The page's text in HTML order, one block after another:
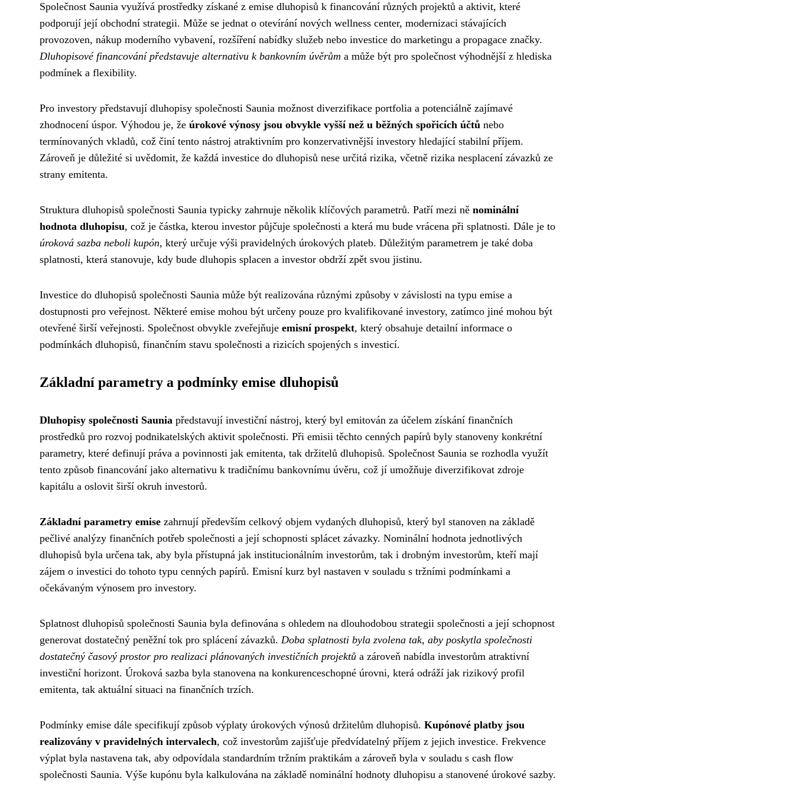
Společnost Saunia využívá prostředky získané z emise dluhopisů k financování různých projektů a aktivit, které
podporují její obchodní strategii. Může se jednat o otevírání nových wellness center, modernizaci stávajících
provozoven, nákup moderního vybavení, rozšíření nabídky služeb nebo investice do marketingu a propagace značky.
Dluhopisové financování představuje alternativu k bankovním úvěrům a může být pro společnost výhodnější z hlediska
podmínek a flexibility.
Pro investory představují dluhopisy společnosti Saunia možnost diverzifikace portfolia a potenciálně zajímavé
zhodnocení úspor. Výhodou je, že úrokové výnosy jsou obvykle vyšší než u běžných spořicích účtů nebo
termínovaných vkladů, což činí tento nástroj atraktivním pro konzervativnější investory hledající stabilní příjem.
Zároveň je důležité si uvědomit, že každá investice do dluhopisů nese určitá rizika, včetně rizika nesplacení závazků ze
strany emitenta.
Struktura dluhopisů společnosti Saunia typicky zahrnuje několik klíčových parametrů. Patří mezi ně nominální
hodnota dluhopisu, což je částka, kterou investor půjčuje společnosti a která mu bude vrácena při splatnosti. Dále je to
úroková sazba neboli kupón, který určuje výši pravidelných úrokových plateb. Důležitým parametrem je také doba
splatnosti, která stanovuje, kdy bude dluhopis splacen a investor obdrží zpět svou jistinu.
Investice do dluhopisů společnosti Saunia může být realizována různými způsoby v závislosti na typu emise a
dostupnosti pro veřejnost. Některé emise mohou být určeny pouze pro kvalifikované investory, zatímco jiné mohou být
otevřené širší veřejnosti. Společnost obvykle zveřejňuje emisní prospekt, který obsahuje detailní informace o
podmínkách dluhopisů, finančním stavu společnosti a rizicích spojených s investicí.
Základní parametry a podmínky emise dluhopisů
Dluhopisy společnosti Saunia představují investiční nástroj, který byl emitován za účelem získání finančních
prostředků pro rozvoj podnikatelských aktivit společnosti. Při emisii těchto cenných papírů byly stanoveny konkrétní
parametry, které definují práva a povinnosti jak emitenta, tak držitelů dluhopisů. Společnost Saunia se rozhodla využít
tento způsob financování jako alternativu k tradičnímu bankovnímu úvěru, což jí umožňuje diverzifikovat zdroje
kapitálu a oslovit širší okruh investorů.
Základní parametry emise zahrnují především celkový objem vydaných dluhopisů, který byl stanoven na základě
pečlivé analýzy finančních potřeb společnosti a její schopnosti splácet závazky. Nominální hodnota jednotlivých
dluhopisů byla určena tak, aby byla přístupná jak institucionálním investorům, tak i drobným investorům, kteří mají
zájem o investici do tohoto typu cenných papírů. Emisní kurz byl nastaven v souladu s tržními podmínkami a
očekávaným výnosem pro investory.
Splatnost dluhopisů společnosti Saunia byla definována s ohledem na dlouhodobou strategii společnosti a její schopnost
generovat dostatečný peněžní tok pro splácení závazků. Doba splatnosti byla zvolena tak, aby poskytla společnosti
dostatečný časový prostor pro realizaci plánovaných investičních projektů a zároveň nabídla investorům atraktivní
investiční horizont. Úroková sazba byla stanovena na konkurenceschopné úrovni, která odráží jak rizikový profil
emitenta, tak aktuální situaci na finančních trzích.
Podmínky emise dále specifikují způsob výplaty úrokových výnosů držitelům dluhopisů. Kupónové platby jsou
realizovány v pravidelných intervalech, což investorům zajišťuje předvídatelný příjem z jejich investice. Frekvence
výplat byla nastavena tak, aby odpovídala standardním tržním praktikám a zároveň byla v souladu s cash flow
společnosti Saunia. Výše kupónu byla kalkulována na základě nominální hodnoty dluhopisu a stanovené úrokové sazby.